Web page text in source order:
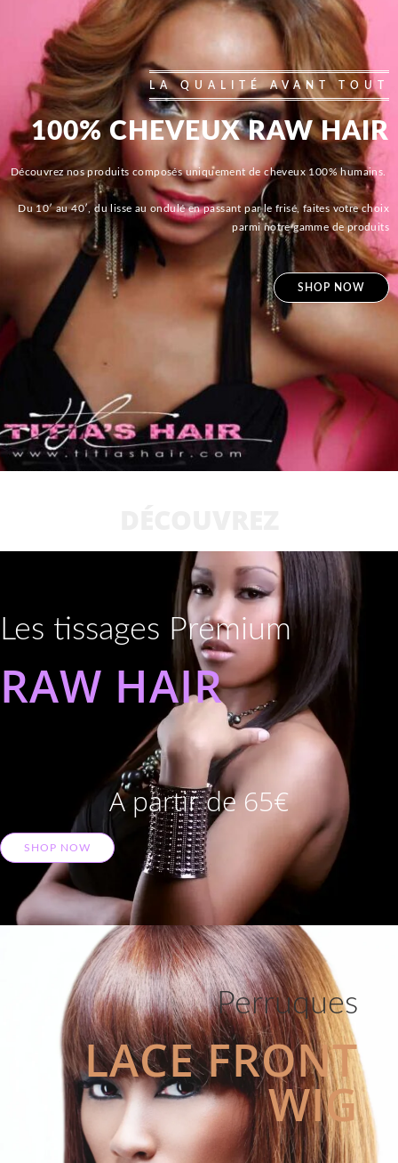
LA QUALITÉ AVANT TOUT
100% CHEVEUX RAW HAIR
Découvrez nos produits composés uniquement de cheveux 100% humains.
Du 10′ au 40′, du lisse au ondulé en passant par le frisé, faites votre choix
parmi notre gamme de produits
SHOP NOW
Les tissages Premium
RAW HAIR
A partir de 65€
SHOP NOW
Perruques
LACE FRONT
WIG